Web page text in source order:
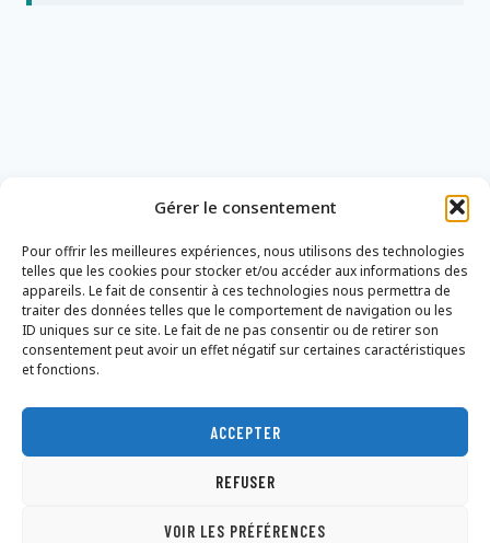
Gérer le consentement
Pour offrir les meilleures expériences, nous utilisons des technologies
telles que les cookies pour stocker et/ou accéder aux informations des
appareils. Le fait de consentir à ces technologies nous permettra de
traiter des données telles que le comportement de navigation ou les
ID uniques sur ce site. Le fait de ne pas consentir ou de retirer son
consentement peut avoir un effet négatif sur certaines caractéristiques
et fonctions.
ACCEPTER
REFUSER
VOIR LES PRÉFÉRENCES
Politique de confidentialité